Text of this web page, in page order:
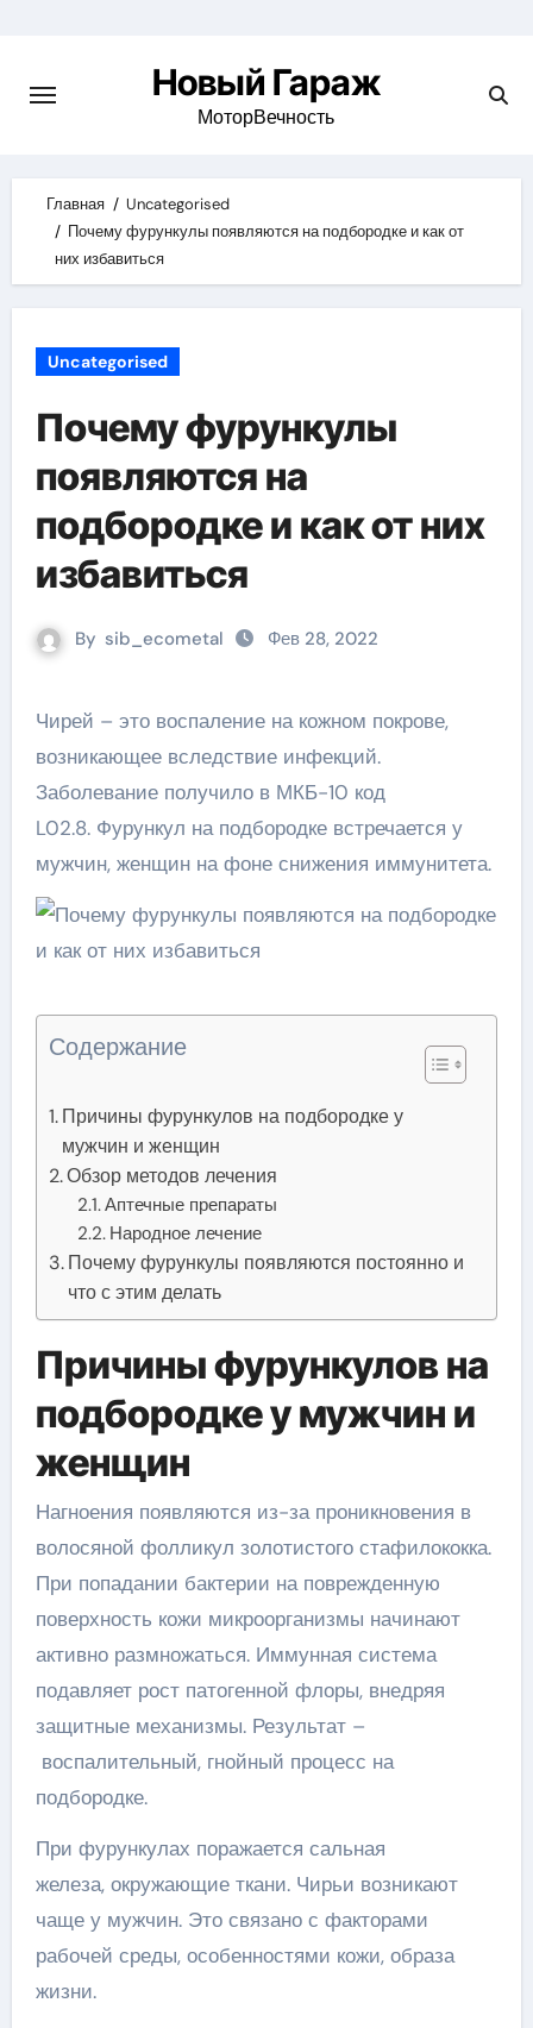
content
Новый Гараж
МоторВечность
Главная
Uncategorised
Почему фурункулы появляются на подбородке и как от
них избавиться
Uncategorised
Почему фурункулы
появляются на
подбородке и как от них
избавиться
By sib_ecometal Фев 28, 2022
Чирей – это воспаление на кожном покрове,
возникающее вследствие инфекций.
Заболевание получило в МКБ-10 код
L02.8. Фурункул на подбородке встречается у
мужчин, женщин на фоне снижения иммунитета.
Содержание
Причины фурункулов на подбородке у
мужчин и женщин
Обзор методов лечения
Аптечные препараты
Народное лечение
Почему фурункулы появляются постоянно и
что с этим делать
Причины фурункулов на
подбородке у мужчин и
женщин
Нагноения появляются из-за проникновения в
волосяной фолликул золотистого стафилококка.
При попадании бактерии на поврежденную
поверхность кожи микроорганизмы начинают
активно размножаться. Иммунная система
подавляет рост патогенной флоры, внедряя
защитные механизмы. Результат –
воспалительный, гнойный процесс на
подбородке.
При фурункулах поражается сальная
железа, окружающие ткани. Чирьи возникают
чаще у мужчин. Это связано с факторами
рабочей среды, особенностями кожи, образа
жизни.